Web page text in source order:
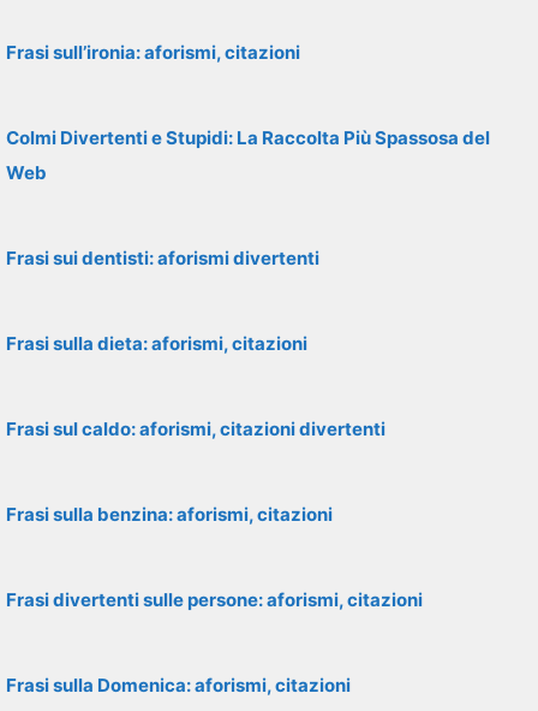
Frasi sull’ironia: aforismi, citazioni
Colmi Divertenti e Stupidi: La Raccolta Più Spassosa del
Web
Frasi sui dentisti: aforismi divertenti
Frasi sulla dieta: aforismi, citazioni
Frasi sul caldo: aforismi, citazioni divertenti
Frasi sulla benzina: aforismi, citazioni
Frasi divertenti sulle persone: aforismi, citazioni
Frasi sulla Domenica: aforismi, citazioni